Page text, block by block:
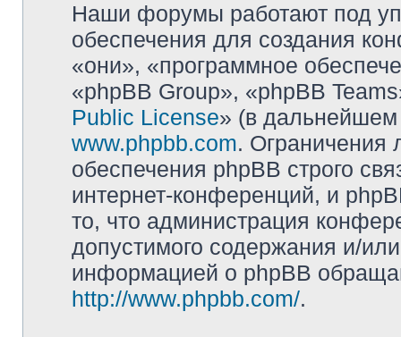
Наши форумы работают под
обеспечения для создания
«они», «программное
«phpBB Group», «phpBB
Public License» (в дальнейшем
www.phpbb.com. Ограничения
обеспечения phpBB строго
интернет-конференций, и
то, что администрация
допустимого содержания и/
информацией о phpBB
http://www.phpbb.com/.